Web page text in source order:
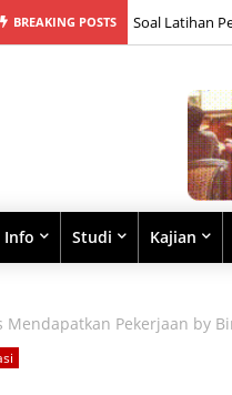
BREAKING POSTS Soal Latihan
Info Studi Kajian
Mendapatkan Pekerjaan by